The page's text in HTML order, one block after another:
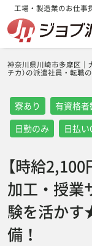
工場・製造業のお仕事
神奈川県川崎市多摩区｜
チカ）の派遣社員・転職
寮あり 有資格者
日勤のみ
日払い
【時給
加工・授業
験を活か
備！